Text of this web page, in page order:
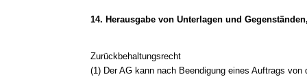
14. Herausgabe von Unterlagen und
Zurückbehaltungsrecht
(1) Der AG kann nach Beendigung eines Auftrags von